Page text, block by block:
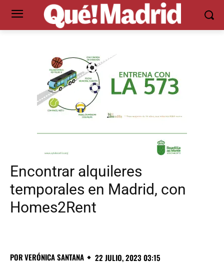
Encontrar alquileres
temporales en Madrid, con
Homes2Rent
PORVERÓNICA SANTANA 22 JULIO, 2023 03:15